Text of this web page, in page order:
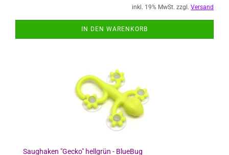
inkl. 19% MwSt. zzgl. Versand
IN DEN WARENKORB
Saughaken "Gecko" hellgrün - BlueBug